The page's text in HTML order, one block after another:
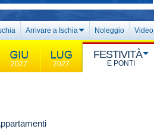
Arrivare a Ischia Noleggio Video
2027 2027
FESTIVITÀ
E PONTI